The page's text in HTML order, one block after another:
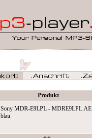
Produkt
Sony MDR-E9LPL - MDRE9LPL.AE
blau